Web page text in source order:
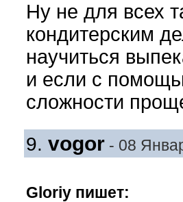
Ну не для всех
кондитерским
научиться
и если с
сложности
9. vogor- 08
Gloriy пишет: